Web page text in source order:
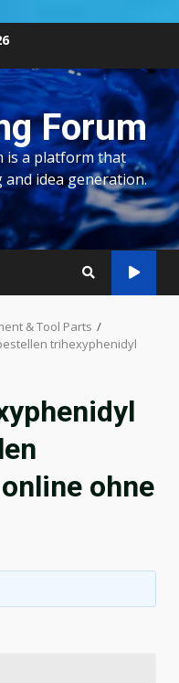
Forum
is a platform that
idea generation.
& Tool Parts
trihexyphenidyl
ohne